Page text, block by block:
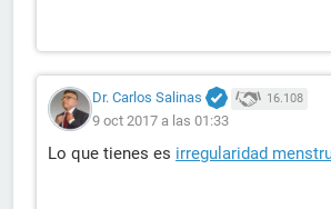
Dr. Carlos Salinas 16.108
9 oct 2017 a las 01:33
Lo que tienes es irregularidad